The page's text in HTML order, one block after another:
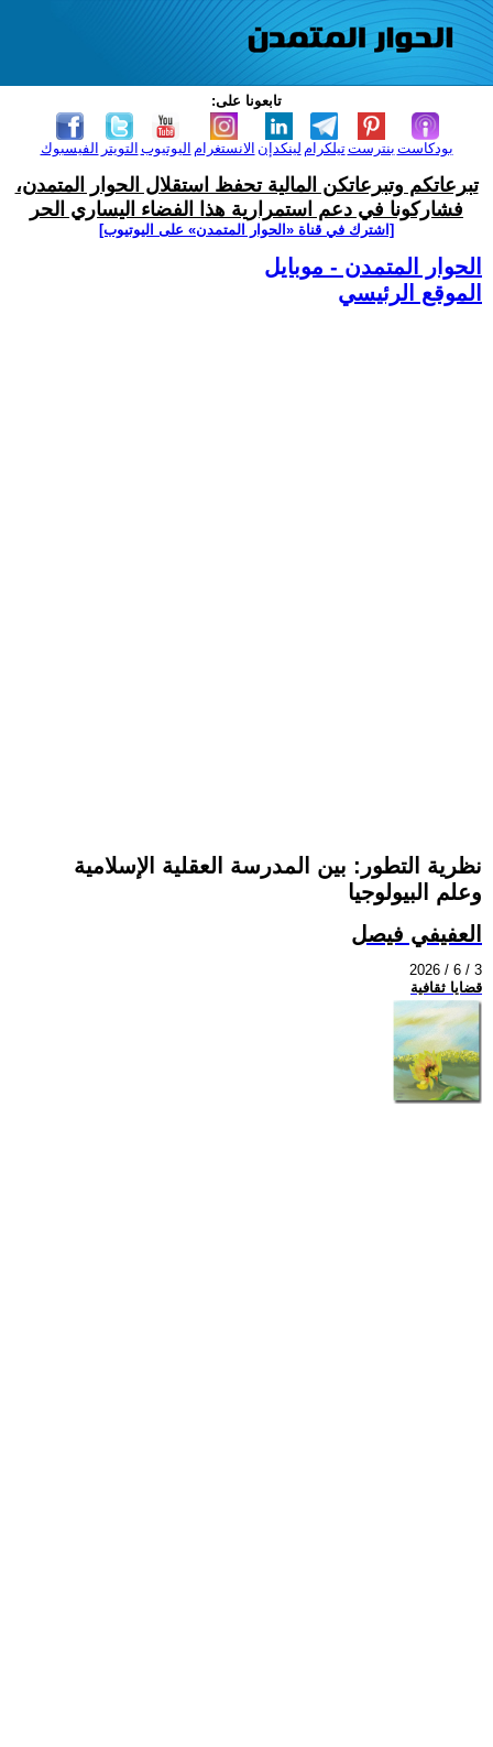
تابعونا على:
الفيسبوك التويتر اليوتيوب الانستغرام لينكدإن تيلكرامبنترست بودكاست
تبرعاتكم وتبرعاتكن المالية تحفظ استقلال الحوار المتمدن،
فشاركونا في دعم استمرارية هذا الفضاء اليساري الحر
[اشترك في قناة ‫«الحوار المتمدن» على اليوتيوب]
الحوار المتمدن - موبايل
الموقع الرئيسي
نظرية التطور: بين المدرسة العقلية الإسلامية
وعلم البيولوجيا
العفيفي فيصل
2026 / 6 / 3
قضايا ثقافية